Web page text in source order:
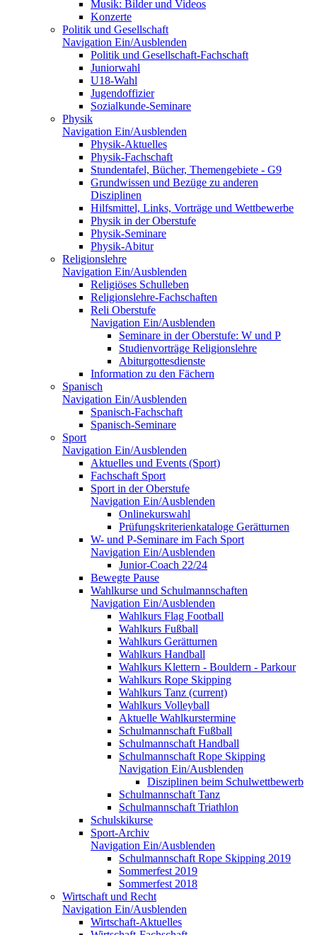
Musik: Bilder und Videos
Konzerte
Politik und Gesellschaft
Navigation Ein/Ausblenden
Politik und Gesellschaft-Fachschaft
Juniorwahl
U18-Wahl
Jugendoffizier
Sozialkunde-Seminare
Physik
Navigation Ein/Ausblenden
Physik-Aktuelles
Physik-Fachschaft
Stundentafel, Bücher, Themengebiete - G9
Grundwissen und Bezüge zu anderen
Disziplinen
Hilfsmittel, Links, Vorträge und Wettbewerbe
Physik in der Oberstufe
Physik-Seminare
Physik-Abitur
Religionslehre
Navigation Ein/Ausblenden
Religiöses Schulleben
Religionslehre-Fachschaften
Reli Oberstufe
Navigation Ein/Ausblenden
Seminare in der Oberstufe: W und P
Studienvorträge Religionslehre
Abiturgottesdienste
Information zu den Fächern
Spanisch
Navigation Ein/Ausblenden
Spanisch-Fachschaft
Spanisch-Seminare
Sport
Navigation Ein/Ausblenden
Aktuelles und Events (Sport)
Fachschaft Sport
Sport in der Oberstufe
Navigation Ein/Ausblenden
Onlinekurswahl
Prüfungskriterienkataloge Gerätturnen
W- und P-Seminare im Fach Sport
Navigation Ein/Ausblenden
Junior-Coach 22/24
Bewegte Pause
Wahlkurse und Schulmannschaften
Navigation Ein/Ausblenden
Wahlkurs Flag Football
Wahlkurs Fußball
Wahlkurs Gerätturnen
Wahlkurs Handball
Wahlkurs Klettern - Bouldern - Parkour
Wahlkurs Rope Skipping
Wahlkurs Tanz (current)
Wahlkurs Volleyball
Aktuelle Wahlkurstermine
Schulmannschaft Fußball
Schulmannschaft Handball
Schulmannschaft Rope Skipping
Navigation Ein/Ausblenden
Disziplinen beim Schulwettbewerb
Schulmannschaft Tanz
Schulmannschaft Triathlon
Schulskikurse
Sport-Archiv
Navigation Ein/Ausblenden
Schulmannschaft Rope Skipping 2019
Sommerfest 2019
Sommerfest 2018
Wirtschaft und Recht
Navigation Ein/Ausblenden
Wirtschaft-Aktuelles